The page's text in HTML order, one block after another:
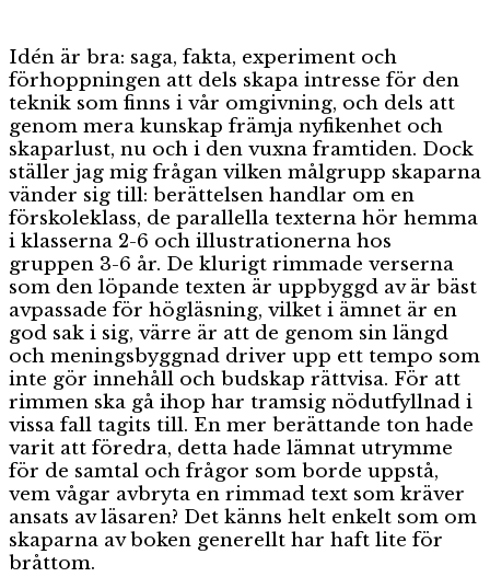
Idén är bra: saga, fakta, experiment och
förhoppningen att dels skapa intresse för den
teknik som finns i vår omgivning, och dels att
genom mera kunskap främja nyfikenhet och
skaparlust, nu och i den vuxna framtiden. Dock
ställer jag mig frågan vilken målgrupp skaparna
vänder sig till: berättelsen handlar om en
förskoleklass, de parallella texterna hör hemma
i klasserna 2-6 och illustrationerna hos
gruppen 3-6 år. De klurigt rimmade verserna
som den löpande texten är uppbyggd av är bäst
avpassade för högläsning, vilket i ämnet är en
god sak i sig, värre är att de genom sin längd
och meningsbyggnad driver upp ett tempo som
inte gör innehåll och budskap rättvisa. För att
rimmen ska gå ihop har tramsig nödutfyllnad i
vissa fall tagits till. En mer berättande ton hade
varit att föredra, detta hade lämnat utrymme
för de samtal och frågor som borde uppstå,
vem vågar avbryta en rimmad text som kräver
ansats av läsaren? Det känns helt enkelt som om
skaparna av boken generellt har haft lite för
bråttom.